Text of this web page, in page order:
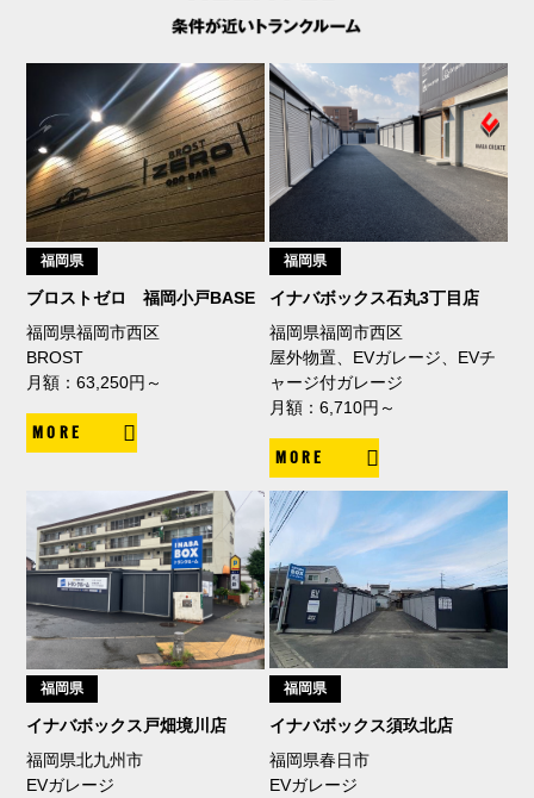
福岡県
ブロストゼロ 福岡小戸BASE
福岡県福岡市西区
BROST
月額：63,250円～
MORE
福岡県
イナバボックス石丸3丁目店
福岡県福岡市西区
屋外物置、EVガレージ、EVチ
ャージ付ガレージ
月額：6,710円～
MORE
福岡県
イナバボックス戸畑境川店
福岡県北九州市
EVガレージ
福岡県
イナバボックス須玖北店
福岡県春日市
EVガレージ